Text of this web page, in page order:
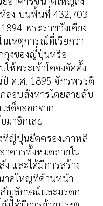
อง บนพื้นที่ 432,703
พระราชวังเคียง
เหตุการณ์ที่เรียกว่า
กุงของญี่ปุ่นหรือ
ห้พระเจ้าโคจงจัดตั้ง
ค.ศ. 1895 จักรพรรดิ
ลอบสังหารโดยสายลับ
สด็จออกจาก
มาอีกเลย
ที่ญี่ปุ่นยึดครองเกาหลี
คารทั้งหมดภายใน
และได้มีการสร้าง
าดใหญ่ที่ด้านหน้า
สัญลักษณ์และมรดก